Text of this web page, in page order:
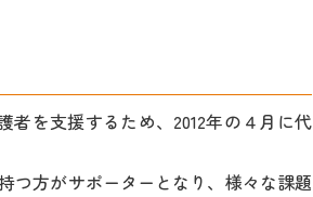
者を支援するため、2012年の４月に代
つ方がサポーターとなり、様々な課題